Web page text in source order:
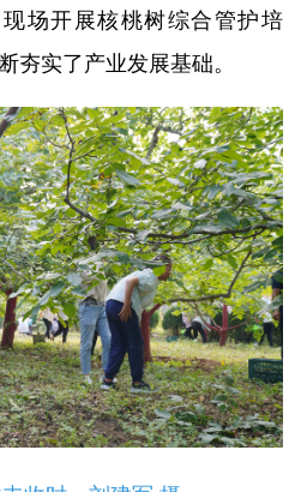
场开展核桃树综合管护培
断夯实了产业发展基础。